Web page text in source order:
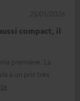
compact, il
première. La
à un prix très
25/01/2026